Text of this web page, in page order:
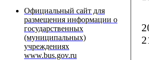
Официальный сайт для
размещения информации о
государственных
(муниципальных)
учреждениях
www.bus.gov.ru